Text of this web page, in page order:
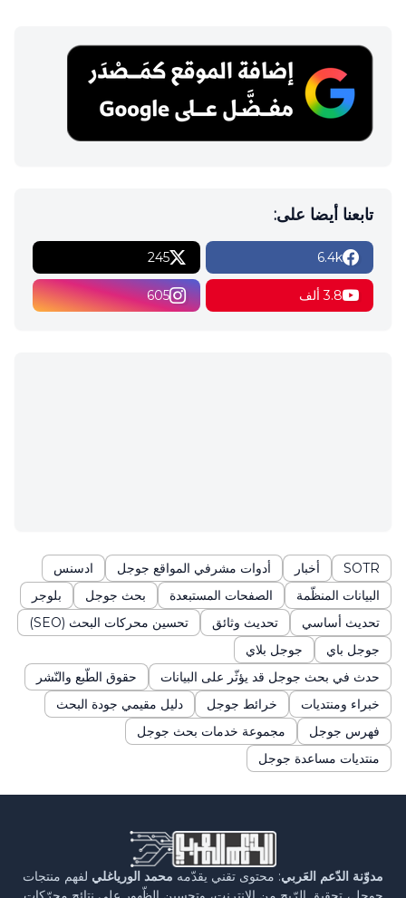
تابعنا أيضا على:
6.4k
245
3.8 ألف 605
SOTR أخبار أدوات مشرفي المواقع جوجل
ادسنس
البيانات المنظّمة
الصفحات المستبعدة بحث جوجل
بلوجر
تحديث أساسي
تحديث وثائق
تحسين محركات البحث (SEO)
جوجل باي
جوجل بلاي
حدث في بحث جوجل قد يؤثّر على البيانات
حقوق الطّبع والنّشر
خبراء ومنتديات
خرائط جوجل
دليل مقيمي جودة البحث
فهرس جوجل
مجموعة خدمات بحث جوجل
منتديات مساعدة جوجل
مدوّنة الدّعم العَربي: محتوى تقني يقدّمه محمد الورياغلي لفهم منتجات